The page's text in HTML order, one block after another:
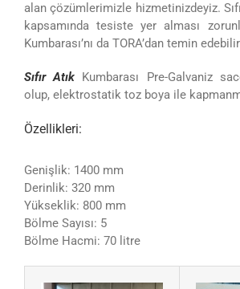
alan çözümlerimizle hizmetinizdeyiz.
kapsamında tesiste yer alması
Kumbarası’nı da TORA’dan temin
Sıfır Atık Kumbarası Pre-Galvaniz
olup, elektrostatik toz boya ile
Özellikleri:
Genişlik: 1400 mm
Derinlik: 320 mm
Yükseklik: 800 mm
Bölme Sayısı: 5
Bölme Hacmi: 70 litre